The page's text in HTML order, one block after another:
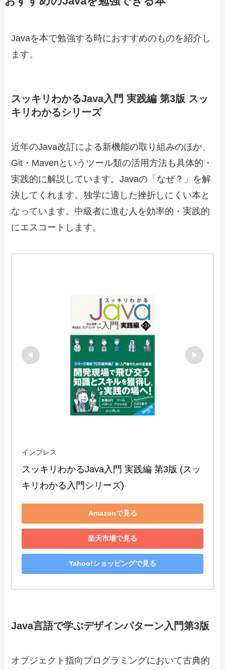
Javaを本で勉強する時におすすめのものを紹介し
ます。
スッキリわかるJava入門 実践編 第3版 スッ
キリわかるシリーズ
近年のJava改訂による新機能の取り組みのほか、
Git・Mavenというツール類の活用方法も具体的・
実践的に解説しています。Javaの「なぜ？」を解
決してくれます。独学に適した挫折しにくい本と
なっています。中級者に進む人を効率的・実践的
にエスコートします。
インプレス
スッキリわかるJava入門 実践編 第3版 (スッ
キリわかる入門シリーズ)
Amazonで見る
楽天市場で見る
Yahoo!ショッピングで見る
Java言語で学ぶデザインパターン入門第3版
オブジェクト指向プログラミングにおいて古典的